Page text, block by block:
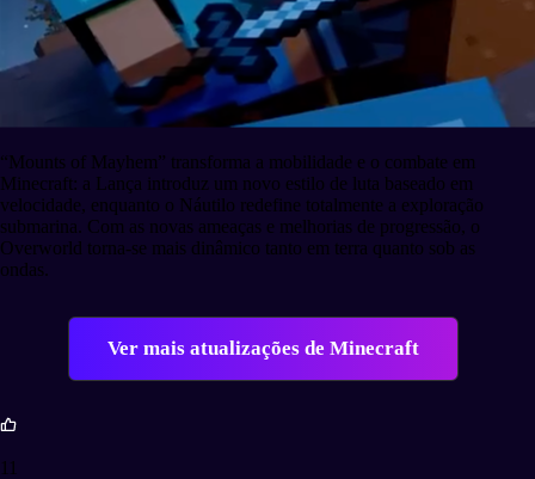
“Mounts of Mayhem” transforma a mobilidade e o combate em
Minecraft: a Lança introduz um novo estilo de luta baseado em
velocidade, enquanto o Náutilo redefine totalmente a exploração
submarina. Com as novas ameaças e melhorias de progressão, o
Overworld torna-se mais dinâmico tanto em terra quanto sob as
ondas.
Ver mais atualizações de Minecraft
11